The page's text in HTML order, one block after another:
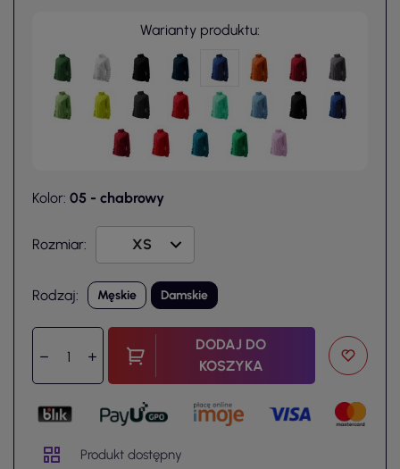
Warianty produktu:
Kolor: 05 - chabrowy
Rozmiar:
Rodzaj: Męskie Damskie
DODAJ DO
KOSZYKA
Produkt dostępny